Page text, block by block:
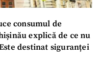
consumul de
explică de ce nu
destinat siguranței